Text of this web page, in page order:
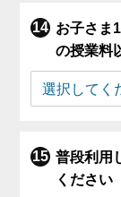
お子さま
の授業料
普段利用
ください